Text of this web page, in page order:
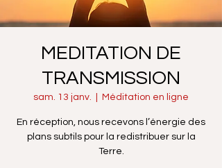
MEDITATION DE
TRANSMISSION
sam. 13 janv. Méditation en ligne
En réception, nous recevons l’énergie des
plans subtils pour la redistribuer sur la
Terre.